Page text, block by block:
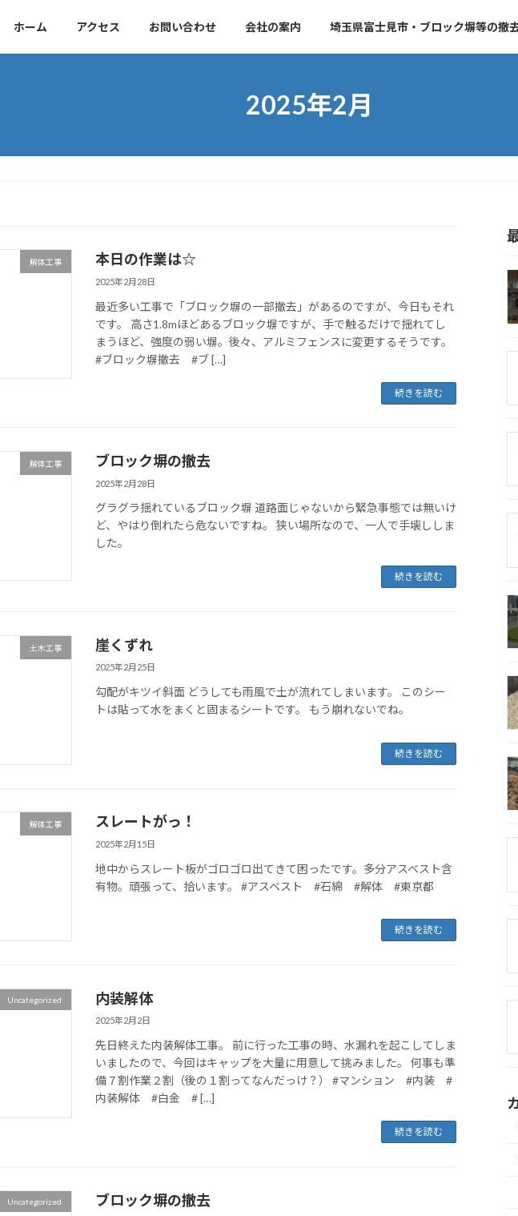
ホーム アクセス お問い合わせ 会社の案内 埼玉県富士見市・ブロック塀等の撤
2025年2月
解体工事 本日の作業は☆
2025年2月28日
最近多い工事で「ブロック塀の一部撤去」があるのですが、今日もそれ
です。 高さ1.8mほどあるブロック塀ですが、手で触るだけで揺れてし
まうほど、強度の弱い塀。後々、アルミフェンスに変更するそうです。
#ブロック塀撤去 #ブ […]
続きを読む
解体工事 ブロック塀の撤去
2025年2月28日
グラグラ揺れているブロック塀 道路面じゃないから緊急事態では無いけ
ど、やはり倒れたら危ないですね。 狭い場所なので、一人で手壊ししま
した。
続きを読む
土木工事 崖くずれ
2025年2月25日
勾配がキツイ斜面 どうしても雨風で土が流れてしまいます。 このシー
トは貼って水をまくと固まるシートです。 もう崩れないでね。
続きを読む
解体工事 スレートがっ！
2025年2月15日
地中からスレート板がゴロゴロ出てきて困ったです。多分アスベスト含
有物。頑張って、拾います。 #アスベスト #石綿 #解体 #東京都
続きを読む
Uncategorized 内装解体
2025年2月2日
先日終えた内装解体工事。 前に行った工事の時、水漏れを起こしてしま
いましたので、今回はキャップを大量に用意して挑みました。 何事も準
備７割作業２割（後の１割ってなんだっけ？） #マンション #内装 #
内装解体 #白金 # […]
続きを読む
Uncategorized ブロック塀の撤去